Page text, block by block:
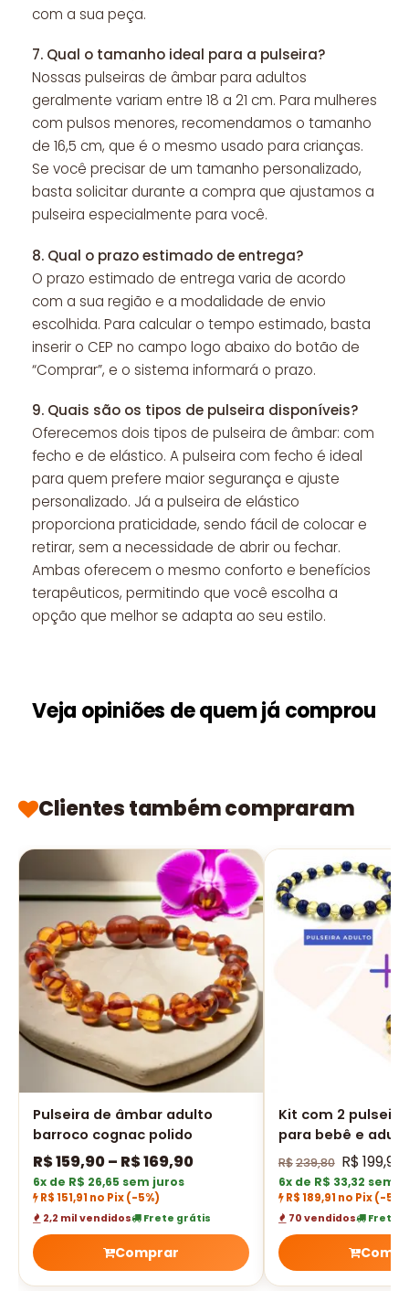
com a sua peça.
7. Qual o tamanho ideal para a pulseira?
Nossas pulseiras de âmbar para adultos
geralmente variam entre 18 a 21 cm. Para mulheres
com pulsos menores, recomendamos o tamanho
de 16,5 cm, que é o mesmo usado para crianças.
Se você precisar de um tamanho personalizado,
basta solicitar durante a compra que ajustamos a
pulseira especialmente para você.
8. Qual o prazo estimado de entrega?
O prazo estimado de entrega varia de acordo
com a sua região e a modalidade de envio
escolhida. Para calcular o tempo estimado, basta
inserir o CEP no campo logo abaixo do botão de
“Comprar”, e o sistema informará o prazo.
9. Quais são os tipos de pulseira disponíveis?
Oferecemos dois tipos de pulseira de âmbar: com
fecho e de elástico. A pulseira com fecho é ideal
para quem prefere maior segurança e ajuste
personalizado. Já a pulseira de elástico
proporciona praticidade, sendo fácil de colocar e
retirar, sem a necessidade de abrir ou fechar.
Ambas oferecem o mesmo conforto e benefícios
terapêuticos, permitindo que você escolha a
opção que melhor se adapta ao seu estilo.
Veja opiniões de quem já comprou
Clientes também compraram
Pulseira de âmbar adulto
barroco cognac polido
R$159,90– R$169,90
6x de R$ 26,65 sem juros
R$ 151,91 no Pix(-5%)
2,2 mil vendidos Frete grátis
Comprar
Kit com 2
para bebê e
limão e lápis
R$239,80 R$ 199,90
6x de R$ 33,32 sem
R$ 189,91 no Pix(-5%)
70 vendidos Frete